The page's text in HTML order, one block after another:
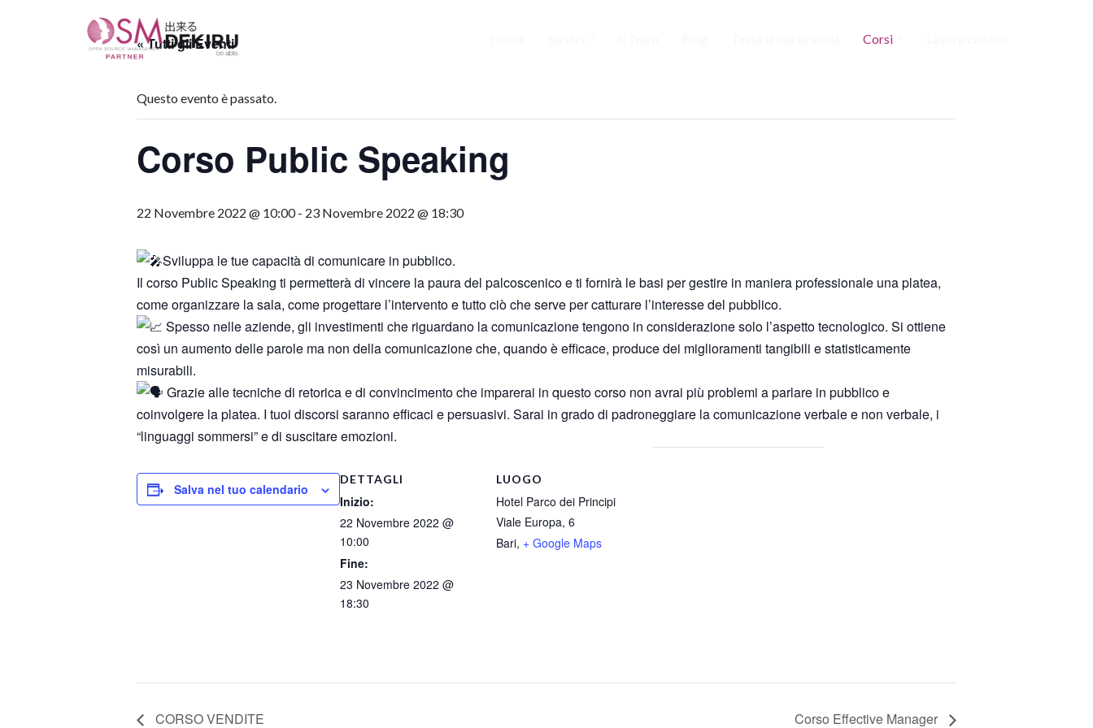
Corsi
« Tutti gli Eventi
Questo evento è passato.
Corso Public Speaking
22 Novembre 2022 @ 10:00- 23 Novembre 2022 @ 18:30
Sviluppa le tue capacità di comunicare in pubblico.
Il corso Public Speaking ti permetterà di vincere la paura del palcoscenico e ti fornirà le basi per gestire in maniera professionale una platea,
come organizzare la sala, come progettare l’intervento e tutto ciò che serve per catturare l’interesse del pubblico.
Spesso nelle aziende, gli investimenti che riguardano la comunicazione tengono in considerazione solo l’aspetto tecnologico. Si ottiene
così un aumento delle parole ma non della comunicazione che, quando è efficace, produce dei miglioramenti tangibili e statisticamente
misurabili.
Grazie alle tecniche di retorica e di convincimento che imparerai in questo corso non avrai più problemi a parlare in pubblico e
coinvolgere la platea. I tuoi discorsi saranno efficaci e persuasivi. Sarai in grado di padroneggiare la comunicazione verbale e non verbale, i
“linguaggi sommersi” e di suscitare emozioni.
Salva nel tuo calendario
DETTAGLI
Inizio:
22 Novembre 2022 @
10:00
Fine:
23 Novembre 2022 @
18:30
LUOGO
Hotel Parco dei Principi
Viale Europa, 6
Bari, + Google Maps
CORSO VENDITE Corso Effective Manager